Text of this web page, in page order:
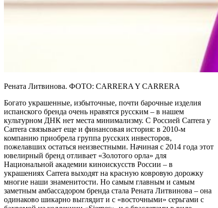
Рената Литвинова. ФОТО: CARRERA Y CARRERA
Богато украшенные, избыточные, почти барочные изделия
испанского бренда очень нравятся русским – в нашем
культурном ДНК нет места минимализму. С Россией Carrera y
Carrera связывает еще и финансовая история: в 2010-м
компанию приобрела группа русских инвесторов,
пожелавших остаться неизвестными. Начиная с 2014 года этот
ювелирный бренд отливает «Золотого орла» для
Национальной академии киноискусств России – в
украшениях Carrera выходят на красную ковровую дорожку
многие наши знаменитости. Но самым главным и самым
заметным амбассадором бренда стала Рената Литвинова – она
одинаково шикарно выглядит и с «восточными» серьгами с